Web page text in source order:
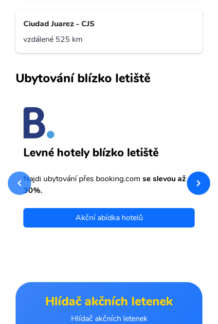
Ciudad Juarez - CJS
vzdálené 525 km
Ubytování blízko letiště
Levné hotely blízko letiště
Najdi ubytování přes booking.com se slevou až
30%.
Akční abídka hotelů
Hlídač akčních letenek
Hlídač akčních letenek